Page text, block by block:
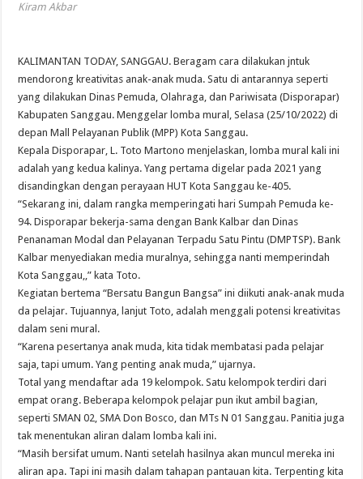
Kiram Akbar
KALIMANTAN TODAY, SANGGAU. Beragam cara dilakukan jntuk
mendorong kreativitas anak-anak muda. Satu di antarannya seperti
yang dilakukan Dinas Pemuda, Olahraga, dan Pariwisata (Disporapar)
Kabupaten Sanggau. Menggelar lomba mural, Selasa (25/10/2022) di
depan Mall Pelayanan Publik (MPP) Kota Sanggau.
Kepala Disporapar, L. Toto Martono menjelaskan, lomba mural kali ini
adalah yang kedua kalinya. Yang pertama digelar pada 2021 yang
disandingkan dengan perayaan HUT Kota Sanggau ke-405.
“Sekarang ini, dalam rangka memperingati hari Sumpah Pemuda ke-
94. Disporapar bekerja-sama dengan Bank Kalbar dan Dinas
Penanaman Modal dan Pelayanan Terpadu Satu Pintu (DMPTSP). Bank
Kalbar menyediakan media muralnya, sehingga nanti memperindah
Kota Sanggau,,” kata Toto.
Kegiatan bertema “Bersatu Bangun Bangsa” ini diikuti anak-anak muda
da pelajar. Tujuannya, lanjut Toto, adalah menggali potensi kreativitas
dalam seni mural.
“Karena pesertanya anak muda, kita tidak membatasi pada pelajar
saja, tapi umum. Yang penting anak muda,” ujarnya.
Total yang mendaftar ada 19 kelompok. Satu kelompok terdiri dari
empat orang. Beberapa kelompok pelajar pun ikut ambil bagian,
seperti SMAN 02, SMA Don Bosco, dan MTs N 01 Sanggau. Panitia juga
tak menentukan aliran dalam lomba kali ini.
“Masih bersifat umum. Nanti setelah hasilnya akan muncul mereka ini
aliran apa. Tapi ini masih dalam tahapan pantauan kita. Terpenting kita